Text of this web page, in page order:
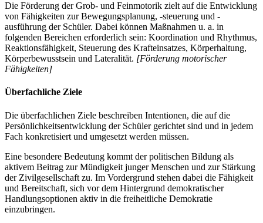
Die Förderung der Grob- und Feinmotorik zielt auf die Entwicklung
von Fähigkeiten zur Bewegungsplanung, -steuerung und -
ausführung der Schüler. Dabei können Maßnahmen u. a. in
folgenden Bereichen erforderlich sein: Koordination und Rhythmus,
Reaktionsfähigkeit, Steuerung des Krafteinsatzes, Körperhaltung,
Körperbewusstsein und Lateralität. [Förderung motorischer
Fähigkeiten]
Überfachliche Ziele
Die überfachlichen Ziele beschreiben Intentionen, die auf die
Persönlichkeitsentwicklung der Schüler gerichtet sind und in jedem
Fach konkretisiert und umgesetzt werden müssen.
Eine besondere Bedeutung kommt der politischen Bildung als
aktivem Beitrag zur Mündigkeit junger Menschen und zur Stärkung
der Zivilgesellschaft zu. Im Vordergrund stehen dabei die Fähigkeit
und Bereitschaft, sich vor dem Hintergrund demokratischer
Handlungsoptionen aktiv in die freiheitliche Demokratie
einzubringen.